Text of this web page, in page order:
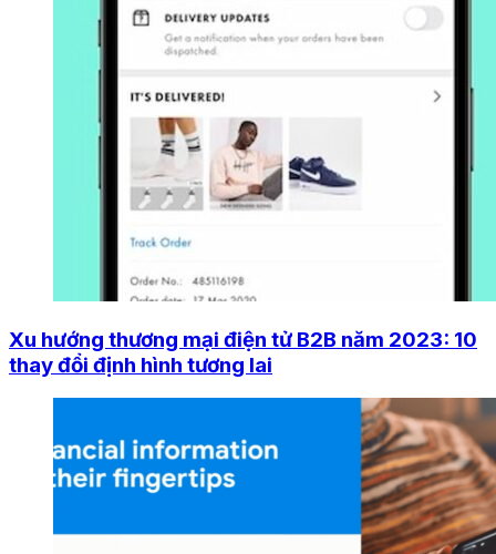
Xu hướng thương mại điện tử B2B năm 2023: 10
thay đổi định hình tương lai